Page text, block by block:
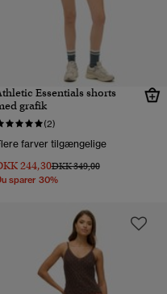
Essentials shorts
grafik
(2)
farver tilgængelige
244,30Pris nedsat fra
DKK 349,00til
sparer 30%